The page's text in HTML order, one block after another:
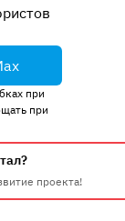
при
при
проекта!